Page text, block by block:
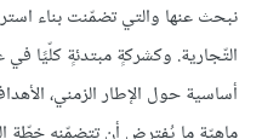
نبحث عنها والتي تضمّنت بناء
التّجارية. وكشركةٍ مبتدئةٍ كلّيًا في
أساسية حول الإطار الزمني،